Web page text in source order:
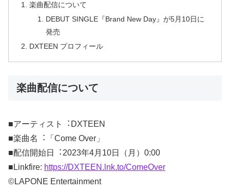
楽曲配信について
DEBUT SINGLE『Brand New Day』が5⽉10⽇に
発売
DXTEEN プロフィール
楽曲配信について
■アーティスト︓DXTEEN
■楽曲名︓「Come Over」
■配信開始⽇︓2023年4⽉10⽇（⽉）0:00
■Linkfire: https://DXTEEN.lnk.to/ComeOver
©LAPONE Entertainment